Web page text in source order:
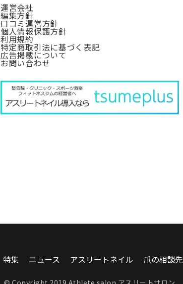
運営会社
編集方針
口コミ運営方針
個人情報保護方針
利用規約
特定商取引法に基づく表記
広告掲載について
お問い合わせ
特集 ニュース アスリートネイル 爪の相談先